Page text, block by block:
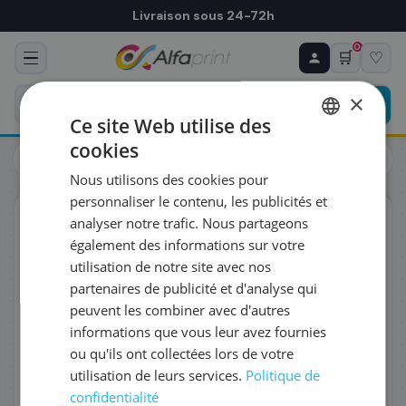
Livraison sous 24-72h
🛒
0
♡
Toners
Samsung
ORIGINAL
♻ COMMANDE RÉCURRENTE
Prévoyez & économisez
Programmez votre prochain achat — notre équipe
vous prépare un devis personnalisé
RÉFÉRENCE DU PRODUIT
FRÉQUENCE
QUANTITÉ PAR LIVRAISON
DATE DE PREMIÈRE LIVRAISON SOUHAITÉE
×
Ce site Web utilise des
cookies
Nous utilisons des cookies pour
personnaliser le contenu, les publicités et
analyser notre trafic. Nous partageons
également des informations sur votre
utilisation de notre site avec nos
partenaires de publicité et d'analyse qui
peuvent les combiner avec d'autres
informations que vous leur avez fournies
ou qu'ils ont collectées lors de votre
utilisation de leurs services. Politique de
confidentialité